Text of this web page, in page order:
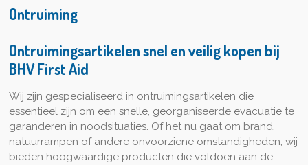
Ontruiming
Ontruimingsartikelen snel en veilig kopen bij
BHV First Aid
Wij zijn gespecialiseerd in ontruimingsartikelen die
essentieel zijn om een snelle, georganiseerde evacuatie te
garanderen in noodsituaties. Of het nu gaat om brand,
natuurrampen of andere onvoorziene omstandigheden, wij
bieden hoogwaardige producten die voldoen aan de